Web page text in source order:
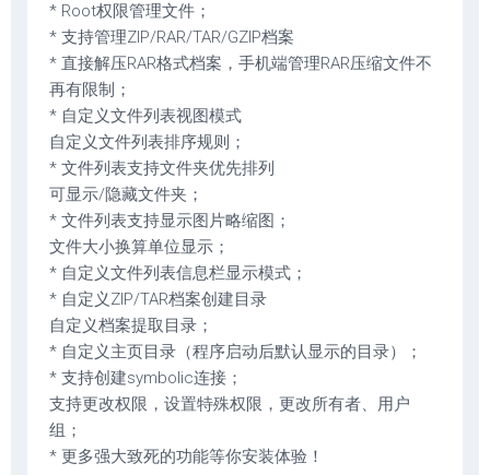
* Root权限管理文件；
* 支持管理ZIP/RAR/TAR/GZIP档案
* 直接解压RAR格式档案，手机端管理RAR压缩文件不
再有限制；
* 自定义文件列表视图模式
自定义文件列表排序规则；
* 文件列表支持文件夹优先排列
可显示/隐藏文件夹；
* 文件列表支持显示图片略缩图；
文件大小换算单位显示；
* 自定义文件列表信息栏显示模式；
* 自定义ZIP/TAR档案创建目录
自定义档案提取目录；
* 自定义主页目录（程序启动后默认显示的目录）；
* 支持创建symbolic连接；
支持更改权限，设置特殊权限，更改所有者、用户
组；
* 更多强大致死的功能等你安装体验！